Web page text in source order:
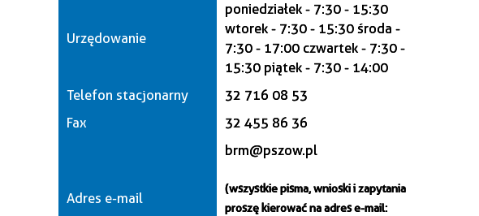
Urzędowanie
poniedziałek - 7:30 - 15:30
wtorek - 7:30 - 15:30 środa -
7:30 - 17:00 czwartek - 7:30 -
15:30 piątek - 7:30 - 14:00
Telefon stacjonarny
32 716 08 53
Fax
32 455 86 36
Adres e-mail
brm@pszow.pl
(wszystkie pisma, wnioski i zapytania
proszę kierować na adres e-mail: